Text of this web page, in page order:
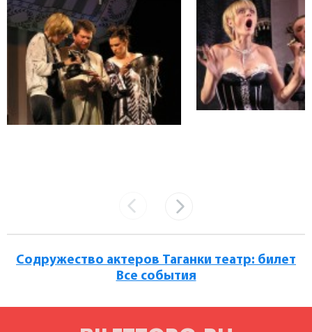
Содружество актеров Таганки театр: билет
Все события